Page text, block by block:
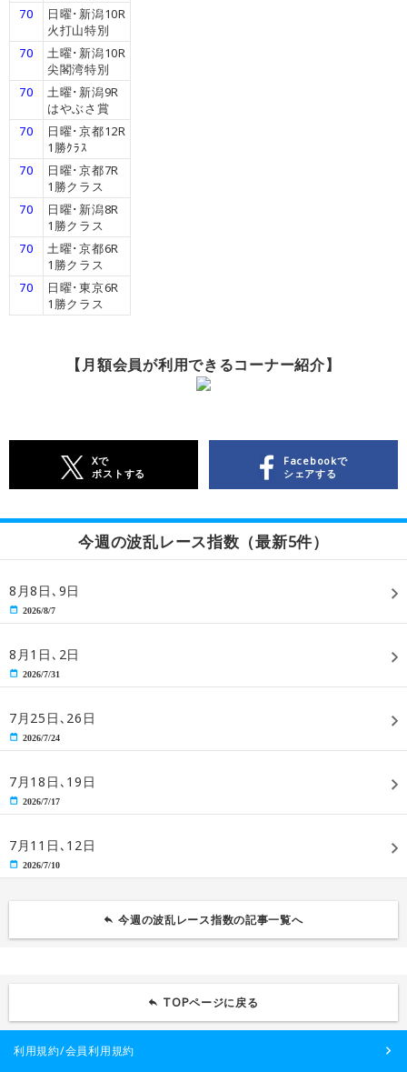
70
日曜･新潟10R
火打山特別
70
土曜･新潟10R
尖閣湾特別
70
土曜･新潟9R
はやぶさ賞
70
日曜･京都12R
1勝ｸﾗｽ
70
日曜･京都7R
1勝クラス
70
日曜･新潟8R
1勝クラス
70
土曜･京都6R
1勝クラス
70
日曜･東京6R
1勝クラス
【月額会員が利用できるコーナー紹介】
Xで
ポストする
Facebookで
シェアする
今週の波乱レース指数（最新5件）
8月8日､9日
2026/8/7
8月1日､2日
2026/7/31
7月25日､26日
2026/7/24
7月18日､19日
2026/7/17
7月11日､12日
2026/7/10
今週の波乱レース指数の記事一覧へ
TOPページに戻る
利用規約/会員利用規約